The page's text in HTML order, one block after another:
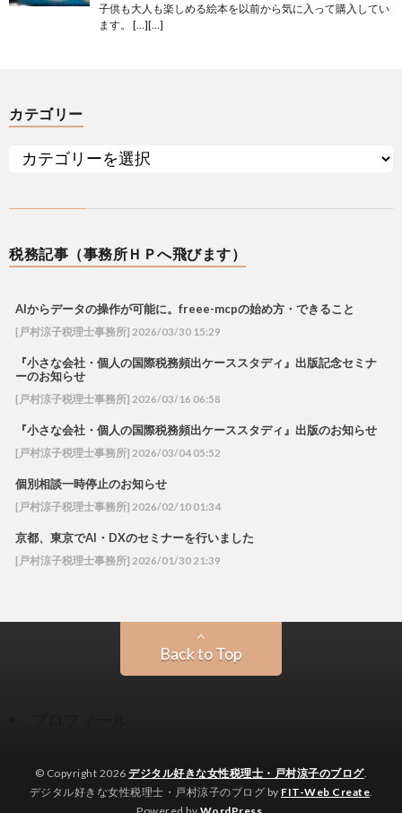
子供も大人も楽しめる絵本を以前から気に入って購入してい
ます。 […][…]
カテゴリー
税務記事（事務所ＨＰへ飛びます）
AIからデータの操作が可能に。freee-mcpの始め方・できること
[戸村涼子税理士事務所] 2026/03/30 15:29
『小さな会社・個人の国際税務頻出ケーススタディ』出版記念セミナ
ーのお知らせ
[戸村涼子税理士事務所] 2026/03/16 06:58
『小さな会社・個人の国際税務頻出ケーススタディ』出版のお知らせ
[戸村涼子税理士事務所] 2026/03/04 05:52
個別相談一時停止のお知らせ
[戸村涼子税理士事務所] 2026/02/10 01:34
京都、東京でAI・DXのセミナーを行いました
[戸村涼子税理士事務所] 2026/01/30 21:39
Back to Top
© Copyright 2026デジタル好きな女性税理士・戸村涼子のブログ.
デジタル好きな女性税理士・戸村涼子のブログ by FIT-Web Create